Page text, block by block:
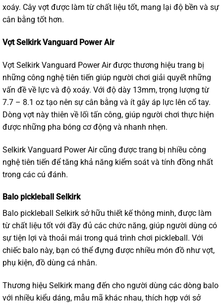
xoáy. Cây vợt được làm từ chất liệu tốt, mang lại độ bền và sự
cân bằng tốt hơn.
Vợt Selkirk Vanguard Power Air
Vợt Selkirk Vanguard Power Air được thương hiệu trang bị
những công nghệ tiên tiến giúp người chơi giải quyết những
vấn đề về lực và độ xoáy. Với độ dày 13mm, trọng lượng từ
7.7 – 8.1 oz tạo nên sự cân bằng và ít gây áp lực lên cổ tay.
Dòng vợt này thiên về lối tấn công, giúp người chơi thực hiện
được những pha bóng cơ động và nhanh nhẹn.
Selkirk Vanguard Power Air cũng được trang bị nhiều công
nghệ tiên tiến để tăng khả năng kiểm soát và tính đồng nhất
trong các cú đánh.
Balo pickleball Selkirk
Balo pickleball
Selkirk sở hữu thiết kế thông minh, được làm
từ chất liệu tốt với đầy đủ các chức năng, giúp người dùng có
sự tiện lợi và thoải mái trong quá trình chơi pickleball. Với
chiếc balo này, bạn có thể đựng được nhiều món đồ như vợt,
phụ kiện, đồ dùng cá nhân.
Thương hiệu Selkirk mang đến cho người dùng các dòng balo
với nhiều kiểu dáng, mẫu mã khác nhau, thích hợp với sở